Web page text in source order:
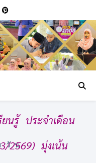
วัน
ยนรู้ ประจำเดือน
2569) มุ่งเน้น